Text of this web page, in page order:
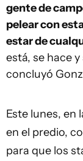
gente de
pelear con
estar de
está, se hace
concluyó
Este lunes, en
en el predio,
para que los